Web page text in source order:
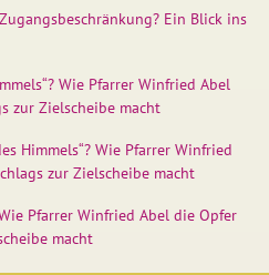
Ein Blick ins
Wie Pfarrer Winfried Abel
zur Zielscheibe macht
Himmels“? Wie Pfarrer Winfried
zur Zielscheibe macht
Pfarrer Winfried Abel die Opfer
macht